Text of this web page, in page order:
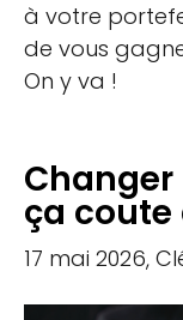
à votre
de vous
On y va !
Changer
ça coute
17 mai 2026,